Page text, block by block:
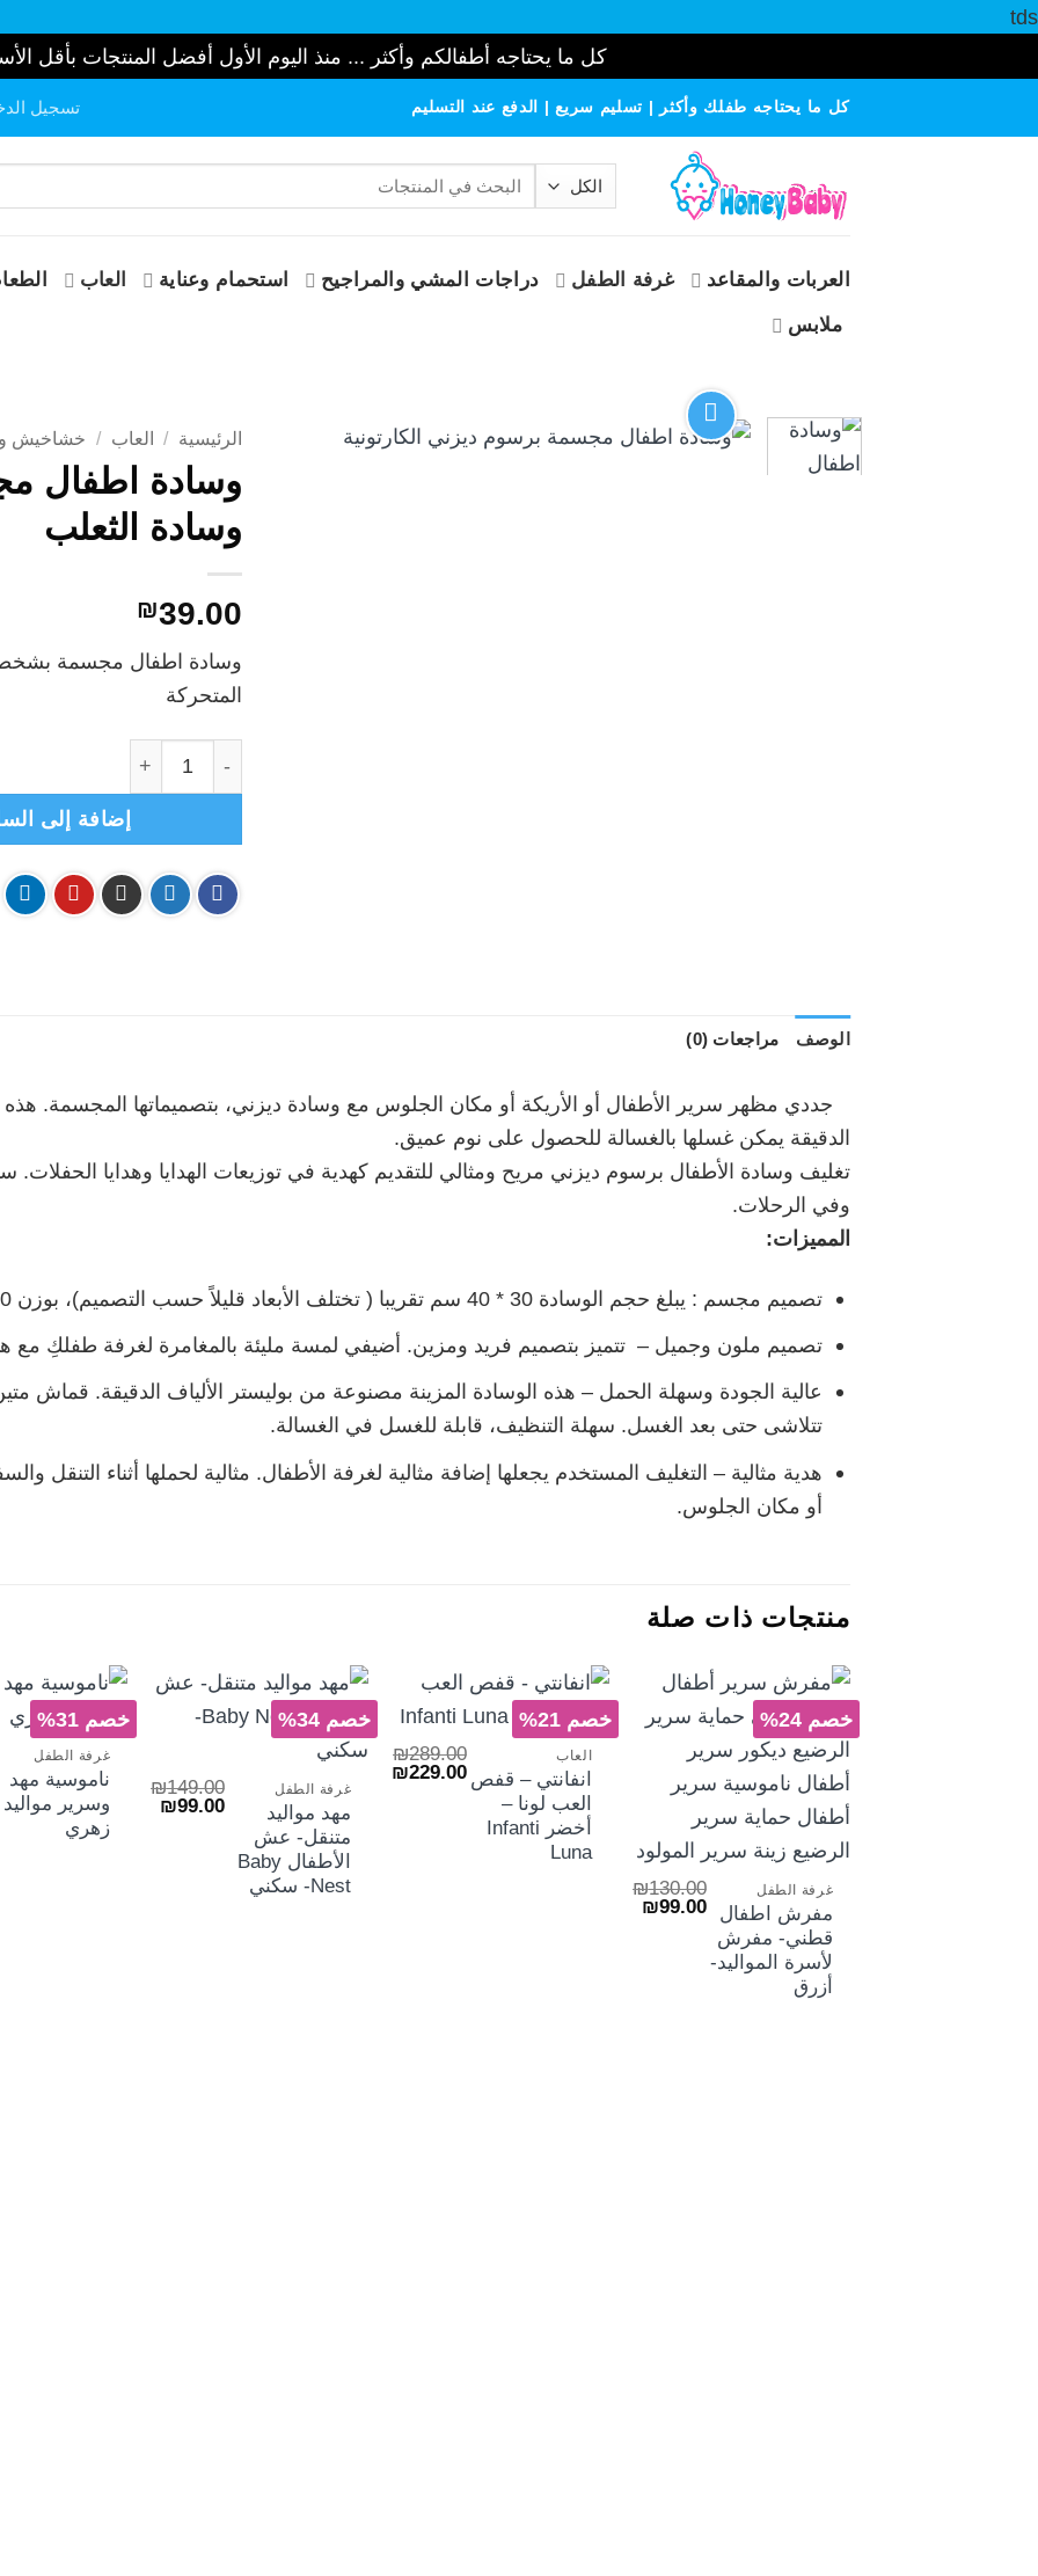
tds
كل ما يحتاجه أطفالكم وأكثر ... منذ اليوم الأول أفضل المنتجات بأقل
كل ما يحتاجه طفلك وأكثر | تسليم سريع | الدفع عند التسليم تسجيل
البحث
العربات والمقاعد غرفة الطفل دراجات المشي والمراجيح استحمام وعناية العاب
ملابس
الرئيسية / العاب / خشاخيش
وسادة اطفال
وسادة الثعلب
₪39.00
وسادة اطفال مجسمة
المتحركة
إضافة إلى
الوصف مراجعات (0)
جددي مظهر سرير الأطفال أو الأريكة أو مكان الجلوس مع وسادة ديزني، بتصميماتها المجسمة. هذه
الدقيقة يمكن غسلها بالغسالة للحصول على نوم عميق.
تغليف وسادة الأطفال برسوم ديزني مريح ومثالي للتقديم كهدية في توزيعات الهدايا وهدايا
وفي الرحلات.
المميزات:
تصميم مجسم : يبلغ حجم الوسادة 30 * 40 سم تقريبا ( تختلف الأبعاد قليلاً حسب التصميم)، بوزن 220 غم
تصميم ملون وجميل – تتميز بتصميم فريد ومزين. أضيفي لمسة مليئة بالمغامرة لغرفة طفلكِ مع
عالية الجودة وسهلة الحمل – هذه الوسادة المزينة مصنوعة من بوليستر الألياف الدقيقة. قماش
تتلاشى حتى بعد الغسل. سهلة التنظيف، قابلة للغسل في الغسالة.
هدية مثالية – التغليف المستخدم يجعلها إضافة مثالية لغرفة الأطفال. مثالية لحملها أثناء التنقل
أو مكان الجلوس.
منتجات ذات صلة
خصم 24%
غرفة الطفل
مفرش اطفال
قطني- مفرش
لأسرة المواليد-
أزرق
₪130.00
السعر₪99.00
خصم 21%
+
العاب
انفانتي – قفص
العب لونا –
أخضر Infanti
Luna
₪289.00
السعر ₪229.00
الحالي
خصم 34%
غرفة الطفل
مهد مواليد
متنقل- عش
الأطفال Baby
Nest- سكني
₪149.00
السعر₪99.00
الحالي
خصم 31%
غرفة الطفل
ناموسية مهد
وسرير
زهري